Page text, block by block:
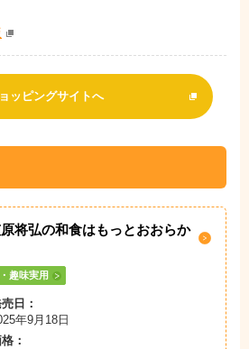
ッピングサイトへ
将弘の和食はもっとおおらか
趣味実用
日：
年9月18日
：